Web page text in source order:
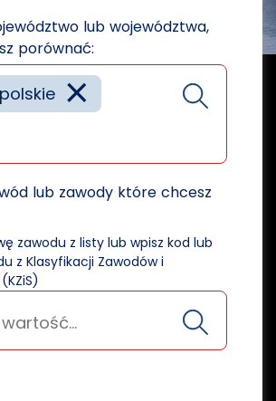
lub województwa,
porównać:
×
lub zawody które chcesz
zawodu z listy lub wpisz kod lub
z Klasyfikacji Zawodów i